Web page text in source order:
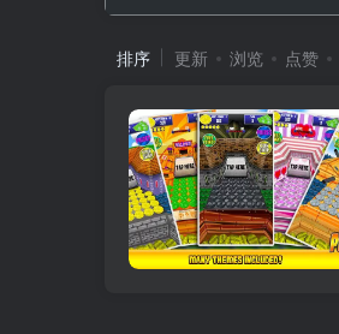
排序 更新 浏览 点赞